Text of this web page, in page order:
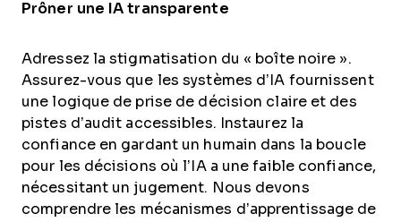
Prôner une IA transparente
Adressez la stigmatisation du « boîte noire ».
Assurez-vous que les systèmes d’IA fournissent
une logique de prise de décision claire et des
pistes d’audit accessibles. Instaurez la
confiance en gardant un humain dans la boucle
pour les décisions où l’IA a une faible confiance,
nécessitant un jugement. Nous devons
comprendre les mécanismes d’apprentissage de